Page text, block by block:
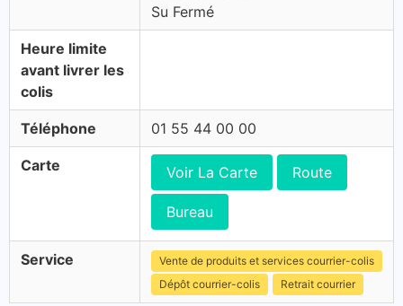
Su Fermé
Heure limite
avant livrer les
colis
Téléphone 01 55 44 00 00
Carte Voir La Carte Route
Bureau
Service
Vente de produits et services courrier-colis
Dépôt courrier-colis
Retrait courrier